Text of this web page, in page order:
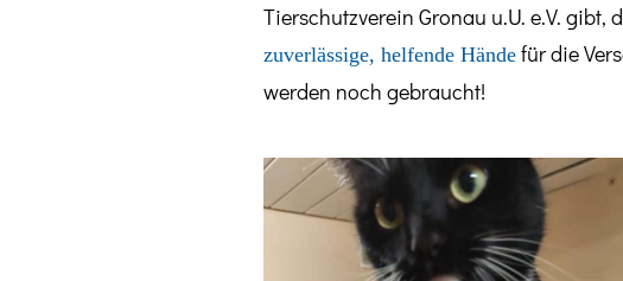
Tierschutzverein Gronau u.U. e.V.
zuverlässige, helfende Hände für die
werden noch gebraucht!